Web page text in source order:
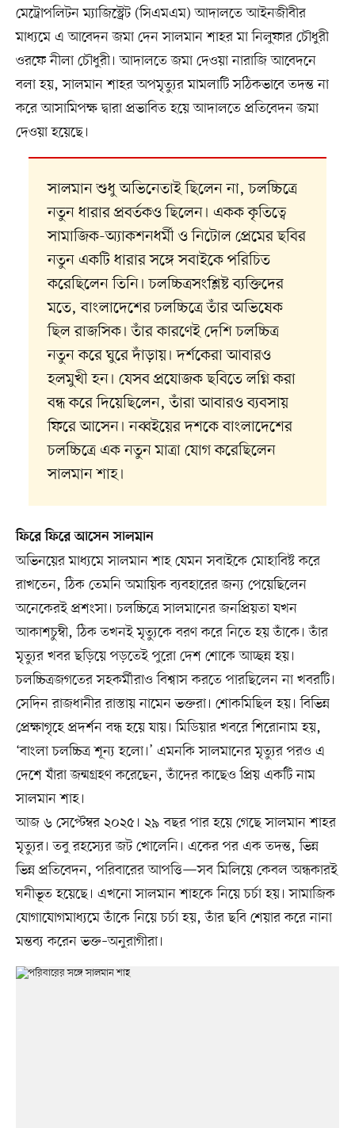
মেট্রোপলিটন ম্যাজিস্ট্রেট (সিএমএম) আদালতে আইনজীবীর
মাধ্যমে এ আবেদন জমা দেন সালমান শাহর মা নিলুফার চৌধুরী
ওরফে নীলা চৌধুরী। আদালতে জমা দেওয়া নারাজি আবেদনে
বলা হয়, সালমান শাহর অপমৃত্যুর মামলাটি সঠিকভাবে তদন্ত না
করে আসামিপক্ষ দ্বারা প্রভাবিত হয়ে আদালতে প্রতিবেদন জমা
দেওয়া হয়েছে।
সালমান শুধু অভিনেতাই ছিলেন না, চলচ্চিত্রে
নতুন ধারার প্রবর্তকও ছিলেন। একক কৃতিত্বে
সামাজিক-অ্যাকশনধর্মী ও নিটোল প্রেমের ছবির
নতুন একটি ধারার সঙ্গে সবাইকে পরিচিত
করেছিলেন তিনি। চলচ্চিত্রসংশ্লিষ্ট ব্যক্তিদের
মতে, বাংলাদেশের চলচ্চিত্রে তাঁর অভিষেক
ছিল রাজসিক। তাঁর কারণেই দেশি চলচ্চিত্র
নতুন করে ঘুরে দাঁড়ায়। দর্শকেরা আবারও
হলমুখী হন। যেসব প্রযোজক ছবিতে লগ্নি করা
বন্ধ করে দিয়েছিলেন, তাঁরা আবারও ব্যবসায়
ফিরে আসেন। নব্বইয়ের দশকে বাংলাদেশের
চলচ্চিত্রে এক নতুন মাত্রা যোগ করেছিলেন
সালমান শাহ।
ফিরে ফিরে আসেন সালমান
অভিনয়ের মাধ্যমে সালমান শাহ যেমন সবাইকে মোহাবিষ্ট করে
রাখতেন, ঠিক তেমনি অমায়িক ব্যবহারের জন্য পেয়েছিলেন
অনেকেরই প্রশংসা। চলচ্চিত্রে সালমানের জনপ্রিয়তা যখন
আকাশচুম্বী, ঠিক তখনই মৃত্যুকে বরণ করে নিতে হয় তাঁকে। তাঁর
মৃত্যুর খবর ছড়িয়ে পড়তেই পুরো দেশ শোকে আচ্ছন্ন হয়।
চলচ্চিত্রজগতের সহকর্মীরাও বিশ্বাস করতে পারছিলেন না খবরটি।
সেদিন রাজধানীর রাস্তায় নামেন ভক্তরা। শোকমিছিল হয়। বিভিন্ন
প্রেক্ষাগৃহে প্রদর্শন বন্ধ হয়ে যায়। মিডিয়ার খবরে শিরোনাম হয়,
‘বাংলা চলচ্চিত্র শূন্য হলো।’ এমনকি সালমানের মৃত্যুর পরও এ
দেশে যাঁরা জন্মগ্রহণ করেছেন, তাঁদের কাছেও প্রিয় একটি নাম
সালমান শাহ।
আজ ৬ সেপ্টেম্বর ২০২৫। ২৯ বছর পার হয়ে গেছে সালমান শাহর
মৃত্যুর। তবু রহস্যের জট খোলেনি। একের পর এক তদন্ত, ভিন্ন
ভিন্ন প্রতিবেদন, পরিবারের আপত্তি—সব মিলিয়ে কেবল অন্ধকারই
ঘনীভূত হয়েছে। এখনো সালমান শাহকে নিয়ে চর্চা হয়। সামাজিক
যোগাযোগমাধ্যমে তাঁকে নিয়ে চর্চা হয়, তাঁর ছবি শেয়ার করে নানা
মন্তব্য করেন ভক্ত–অনুরাগীরা।